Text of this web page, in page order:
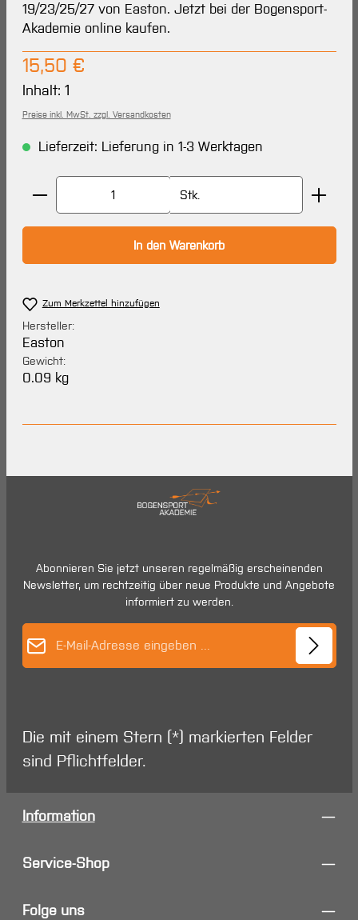
19/23/25/27 von Easton. Jetzt bei der Bogensport-
Akademie online kaufen.
Regulärer Preis:
15,50 €
Inhalt: 1
Preise inkl. MwSt. zzgl. Versandkosten
Lieferzeit: Lieferung in 1-3 Werktagen
Produkt Anzahl: Gib den gewünschten Wert ein
Stk.
In den Warenkorb
Zum Merkzettel hinzufügen
Hersteller:
Easton
Gewicht:
0.09 kg
Abonnieren Sie jetzt unseren regelmäßig erscheinenden
Newsletter, um rechtzeitig über neue Produkte und Angebote
informiert zu werden.
Die mit einem Stern (*) markierten Felder
sind Pflichtfelder.
Information
Service-Shop
Folge uns